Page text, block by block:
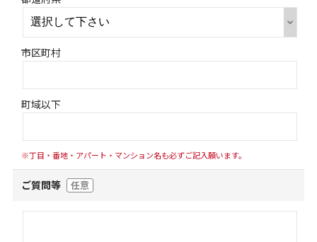
市区町村
町域以下
※丁目・番地・アパート・マンション名も必ずご記入願います。
ご質問等 任意